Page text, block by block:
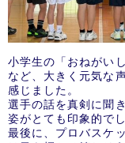
小学生の「おねがい
など、大きく元気な
感じました。
選手の話を真剣に聞
姿がとても印象的でし
最後に、プロバスケ